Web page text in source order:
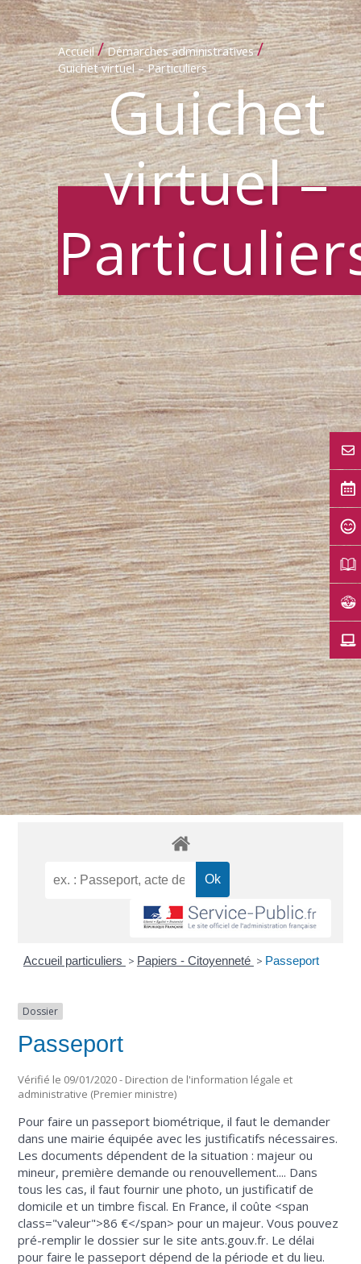
Accueil / Démarches administratives /
Guichet virtuel – Particuliers
Guichet
virtuel –
Accueil particuliers > Papiers - Citoyenneté > Passeport
Dossier
Passeport
Vérifié le 09/01/2020 - Direction de l'information légale et
administrative (Premier ministre)
Pour faire un passeport biométrique, il faut le demander
dans une mairie équipée avec les justificatifs nécessaires.
Les documents dépendent de la situation : majeur ou
mineur, première demande ou renouvellement.... Dans
tous les cas, il faut fournir une photo, un justificatif de
domicile et un timbre fiscal. En France, il coûte <span
class="valeur">86 €</span> pour un majeur. Vous pouvez
pré-remplir le dossier sur le site ants.gouv.fr. Le délai
pour faire le passeport dépend de la période et du lieu.